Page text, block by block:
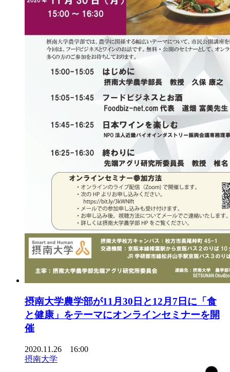
摂南大学農学部が11月30日と12月7日に「食
と健康」をテーマにオンラインセミナーを開
催
2020.11.26 16:00
摂南大学